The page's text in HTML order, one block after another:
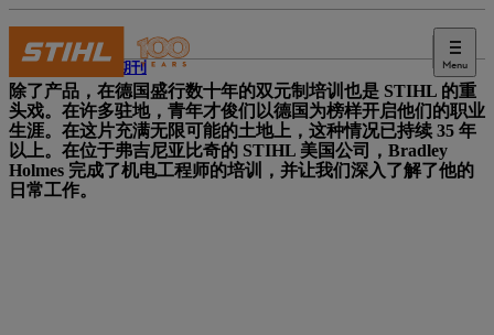
Menu
STIHL 期刊
除了产品，在德国盛行数十年的双元制培训也是 STIHL 的重
头戏。在许多驻地，青年才俊们以德国为榜样开启他们的职业
生涯。在这片充满无限可能的土地上，这种情况已持续 35 年
以上。 在位于弗吉尼亚比奇的 STIHL 美国公司，Bradley
Holmes 完成了机电工程师的培训，并让我们深入了解了他的
日常工作。